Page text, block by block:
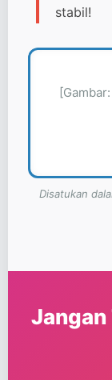
stabil!
Disatukan
Jangan